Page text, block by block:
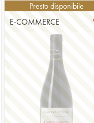
Presto disponibile
E-COMMERCE